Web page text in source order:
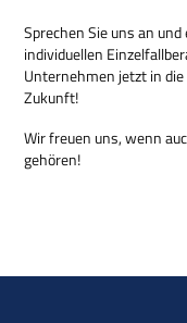
Sprechen Sie uns an
individuellen
Unternehmen jetzt in
Zukunft!
Wir freuen uns, wenn
gehören!